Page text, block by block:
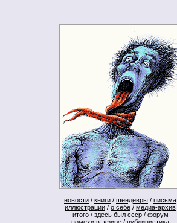
новости / книги / шендевры / письма
иллюстрации / о себе / медиа-архив
итого/ здесь был ссср/ форум